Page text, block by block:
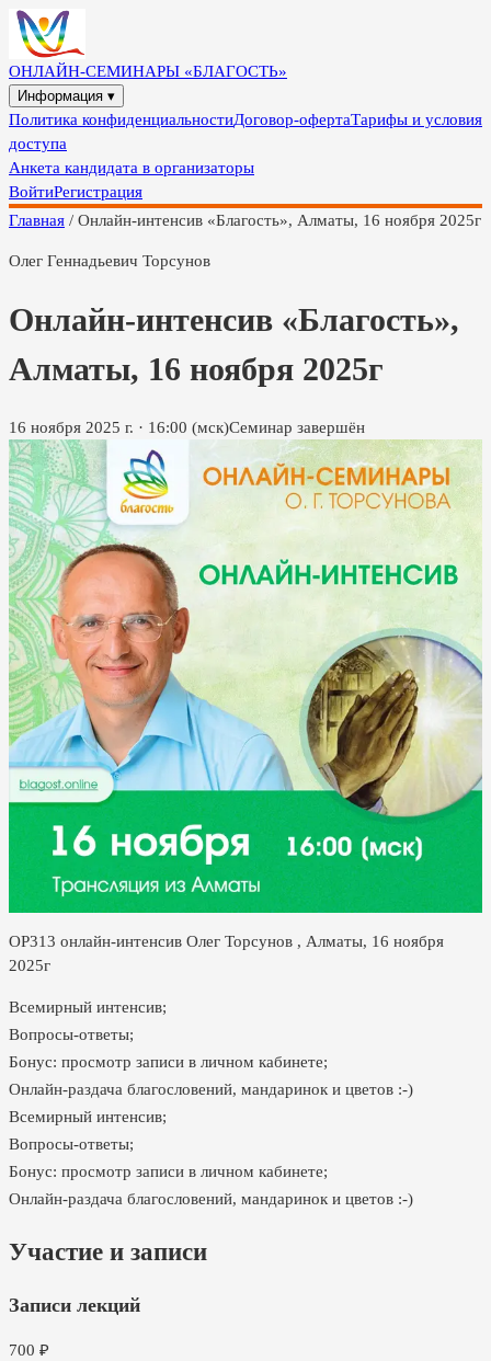
ОНЛАЙН-СЕМИНАРЫ «БЛАГОСТЬ»
Информация ▾
Политика конфиденциальностиДоговор-офертаТарифы и условия
доступа
Анкета кандидата в организаторы
ВойтиРегистрация
Главная / Онлайн-интенсив «Благость», Алматы, 16 ноября 2025г
Олег Геннадьевич Торсунов
Онлайн-интенсив «Благость»,
Алматы, 16 ноября 2025г
16 ноября 2025 г. · 16:00 (мск)Семинар завершён
ОР313 онлайн-интенсив Олег Торсунов , Алматы, 16 ноября
2025г
Всемирный интенсив;
Вопросы-ответы;
Бонус: просмотр записи в личном кабинете;
Онлайн-раздача благословений, мандаринок и цветов :-)
Всемирный интенсив;
Вопросы-ответы;
Бонус: просмотр записи в личном кабинете;
Онлайн-раздача благословений, мандаринок и цветов :-)
Участие и записи
Записи лекций
700 ₽